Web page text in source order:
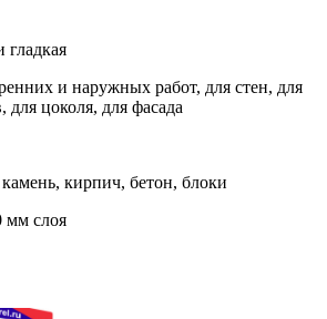
гладкая
и наружных работ, для стен, для
для цоколя, для фасада
кирпич, бетон, блоки
мм слоя